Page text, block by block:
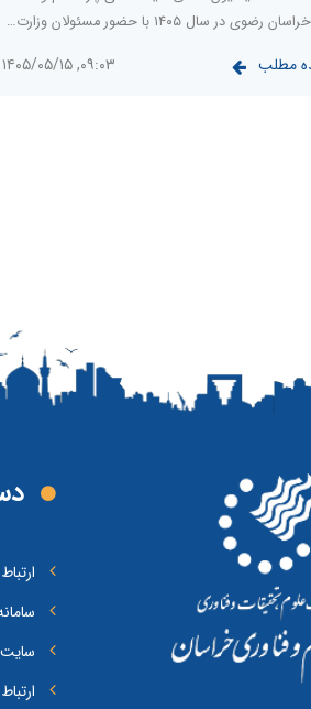
در سال ۱۴۰۵ با حضور مسئولان وزارت…
مطلب ۰۹:۰۳, ۱۴۰۵/۰۵/۱۵